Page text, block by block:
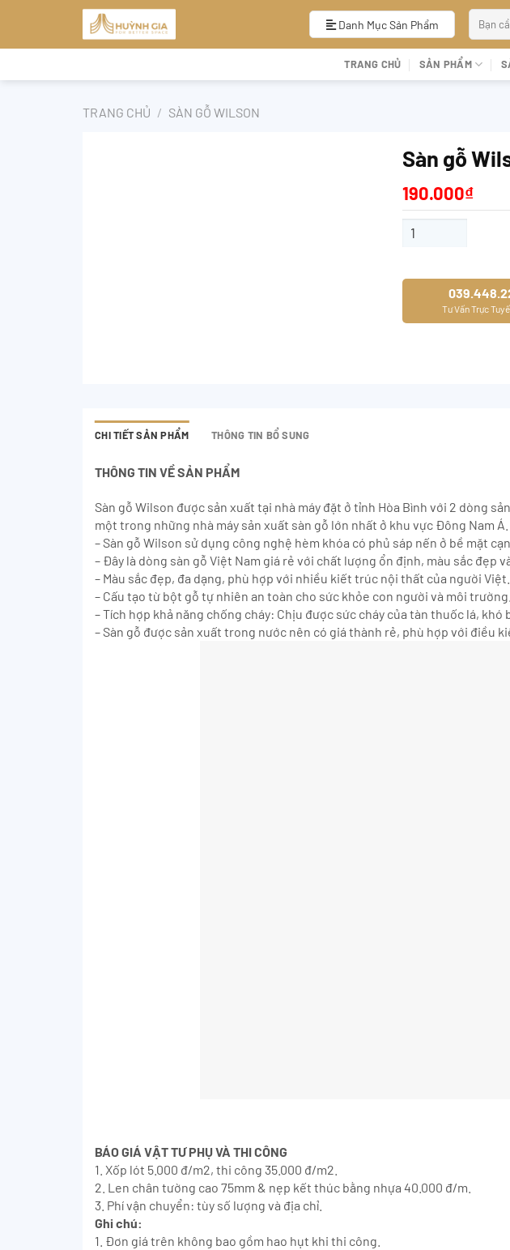
Danh Mục Sản Phẩm
kiếm:
TRANG CHỦ SẢN PHẨM
TRANG CHỦ / SÀN GỖ WILSON
Sàn gỗ
190.000₫
Sàn gỗ Wilson W445
Tư Vấn Trực
CHI TIẾT SẢN PHẨM THÔNG TIN BỔ SUNG
THÔNG TIN VỀ SẢN PHẨM
Sàn gỗ Wilson được sản xuất tại nhà máy đặt ở tỉnh Hòa Bình với 2 dòng
một trong những nhà máy sản xuất sàn gỗ lớn nhất ở khu vực Đông Nam Á.
– Sàn gỗ Wilson sử dụng công nghệ hèm khóa có phủ sáp nến ở bề mặt
– Đây là dòng sàn gỗ Việt Nam giá rẻ với chất lượng ổn định, màu sắc đẹp
– Màu sắc đẹp, đa dạng, phù hợp với nhiều kiết trúc nội thất của người Việt.
– Cấu tạo từ bột gỗ tự nhiên an toàn cho sức khỏe con người và môi trường.
– Tích hợp khả năng chống cháy: Chịu được sức cháy của tàn thuốc lá, khó
– Sàn gỗ được sản xuất trong nước nên có giá thành rẻ, phù hợp với điều
BÁO GIÁ VẬT TƯ PHỤ VÀ THI CÔNG
1. Xốp lót 5.000 đ/m2, thi công 35.000 đ/m2.
2. Len chân tường cao 75mm & nẹp kết thúc bằng nhựa 40.000 đ/m.
3. Phí vận chuyển: tùy số lượng và địa chỉ.
Ghi chú:
1. Đơn giá trên không bao gồm hao hụt khi thi công.